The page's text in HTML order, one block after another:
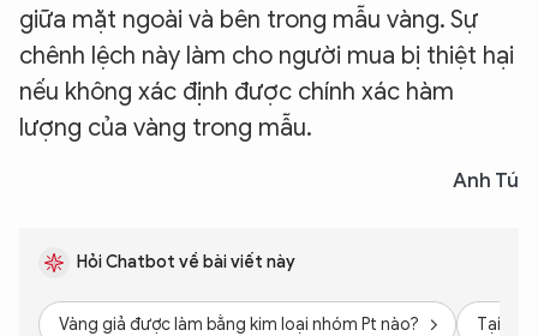
giữa mặt ngoài và bên trong mẫu vàng. Sự
chênh lệch này làm cho người mua bị thiệt hại
nếu không xác định được chính xác hàm
lượng của vàng trong mẫu.
Anh Tú
Hỏi Chatbot về bài viết này
Vàng giả được làm bằng kim loại nhóm Pt nào? Tại sao